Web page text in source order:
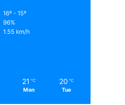
16º - 15º
96%
1.55 km/h
21 ℃
Mon
20 ℃
Tue